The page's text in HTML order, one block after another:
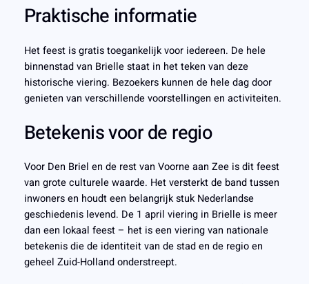
Praktische informatie
Het feest is gratis toegankelijk voor iedereen. De hele
binnenstad van Brielle staat in het teken van deze
historische viering. Bezoekers kunnen de hele dag door
genieten van verschillende voorstellingen en activiteiten.
Betekenis voor de regio
Voor Den Briel en de rest van Voorne aan Zee is dit feest
van grote culturele waarde. Het versterkt de band tussen
inwoners en houdt een belangrijk stuk Nederlandse
geschiedenis levend. De 1 april viering in Brielle is meer
dan een lokaal feest – het is een viering van nationale
betekenis die de identiteit van de stad en de regio en
geheel Zuid-Holland onderstreept.